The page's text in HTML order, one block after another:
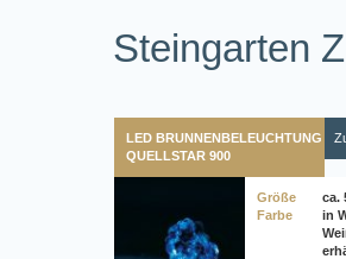
Steingarten
LED BRUNNENBELEUCHTUNG
QUELLSTAR 900
Größe
ca.
Farbe
in